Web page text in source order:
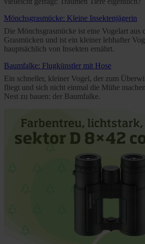
Mönchsgrasmücke: Kleine Insektenjägerin
Die Mönchsgrasmücke ist eine Vogelart aus
Grasmücken und ist ein kleiner lebhafter
hauptsächlich von Insekten ernährt.
Baumfalke: Flugkünstler mit Hose
Ein schneller, kleiner Vogel, der zum
fliegt und sich nicht einmal die Mühe
Nest zu bauen: der Baumfalke.